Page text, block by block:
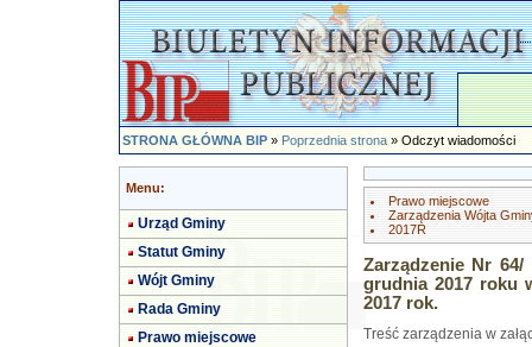
STRONA GŁÓWNA BIP»Poprzednia strona» Odczyt wiadomości
Menu:
Urząd Gminy
Statut Gminy
Wójt Gminy
Rada Gminy
Prawo miejscowe
Prawo miejscowe
Zarządzenia Wójta
2017R
Zarządzenie Nr
grudnia 2017 roku
2017 rok.
Treść zarządzenia w